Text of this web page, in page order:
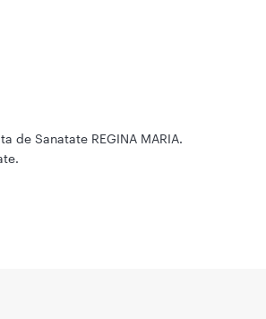
de Sanatate REGINA MARIA.